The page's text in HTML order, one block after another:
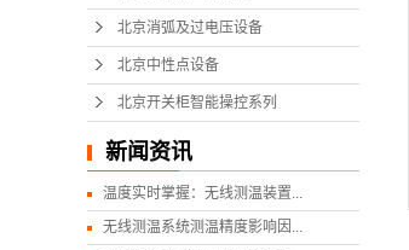
北京消弧及过电压设备
北京中性点设备
北京开关柜智能操控系列
新闻资讯
温度实时掌握：无线测温装置...
无线测温系统测温精度影响因...